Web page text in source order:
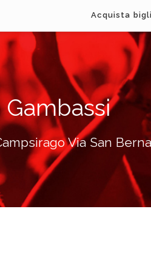
Acquista
Gambassi
Via San